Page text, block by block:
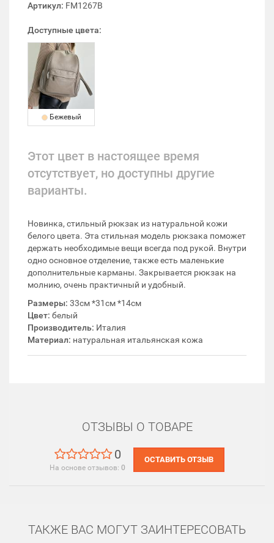
Артикул: FM1267B
Доступные цвета:
Бежевый
Этот цвет в настоящее время
отсутствует, но доступны другие
варианты.
Новинка, стильный рюкзак из натуральной кожи
белого цвета. Эта стильная модель рюкзака поможет
держать необходимые вещи всегда под рукой. Внутри
одно основное отделение, также есть маленькие
дополнительные карманы. Закрывается рюкзак на
молнию, очень практичный и удобный.
Размеры: 33см *31см *14см
Цвет: белый
Производитель: Италия
Материал: натуральная итальянская кожа
ОТЗЫВЫ О ТОВАРЕ
0
На основе отзывов: 0
ОСТАВИТЬ ОТЗЫВ
ТАКЖЕ ВАС МОГУТ ЗАИНТЕРЕСОВАТЬ